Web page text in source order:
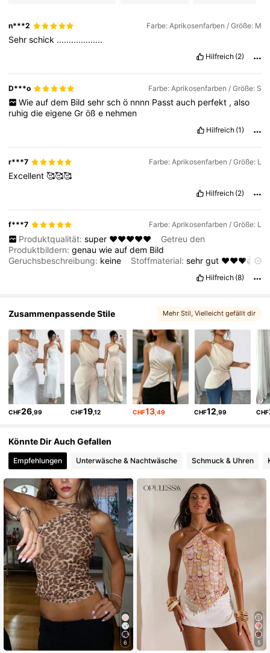
4,77 3M Follower
n***2 Farbe: Aprikosenfarben / Größe: M
Sehrschick ...................
Hilfreich (2)
D***o Farbe: Aprikosenfarben / Größe: S
Wie auf dem Bild sehr sch ö nnnn Passt auch perfekt , also
ruhigdieeigeneGröße nehmen
Hilfreich (1)
r***7 Farbe: Aprikosenfarben / Größe: L
Excellent🥰🥰🥰
Hilfreich (2)
f***7 Farbe: Aprikosenfarben / Größe: L
Produktqualität: super ❤️❤️❤️❤️❤️
Getreu den
Produktbildern:genauwieaufdem Bild
Geruchsbeschreibung: keine Stoffmaterial:sehrgut ❤️❤️❤️👍
Hilfreich (8)
Zusammenpassende Stile Mehr Stil , Vielleicht gefällt dir
CHF26 ,99 CHF19,12 CHF13,49 CHF12 ,99 CHF
Könnte Dir Auch Gefallen
Empfehlungen Unterwäsche & Nachtwäsche Schmuck & Uhren
6 5